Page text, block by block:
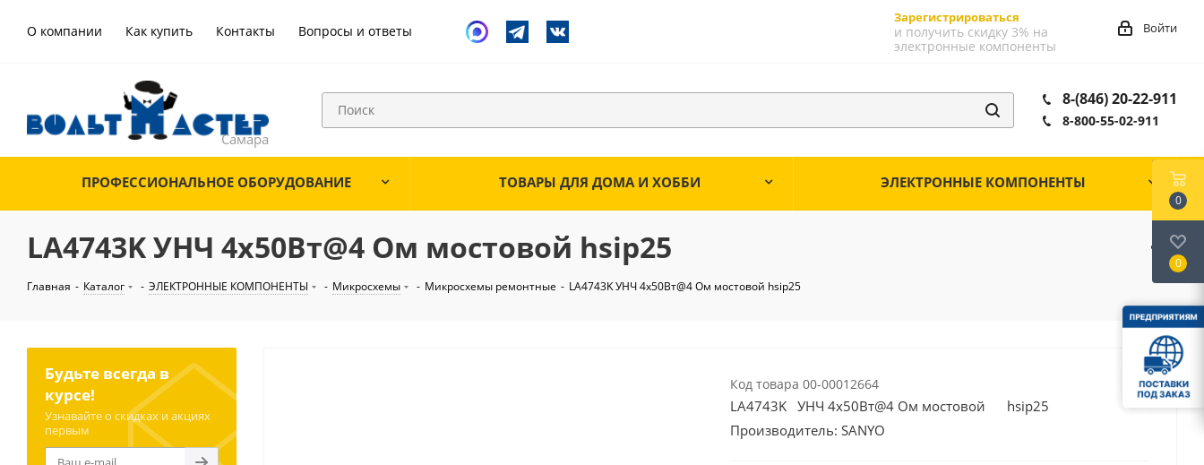
О компании Как купить Контакты Вопросы и ответы
Зарегистрироваться
и получить скидку 3% на
электронные компоненты
Войти
8-(846) 20-22-911
8-800-55-02-911
ПРОФЕССИОНАЛЬНОЕ ОБОРУДОВАНИЕ ТОВАРЫ ДЛЯ ДОМА И ХОББИ ЭЛЕКТРОННЫЕ КОМПОНЕНТЫ
LA4743K УНЧ 4х50Вт@4 Ом мостовой hsip25
Главная - Каталог - ЭЛЕКТРОННЫЕ КОМПОНЕНТЫ - Микросхемы - Микросхемы ремонтные - LA4743K УНЧ 4х50Вт@4 Ом мостовой hsip25
Код товара 00-00012664
LA4743K УНЧ 4х50Вт@4 Ом мостовой hsip25
Производитель: SANYO
Будьте всегда в
курсе!
Узнавайте о скидках и акциях
первым
0
0